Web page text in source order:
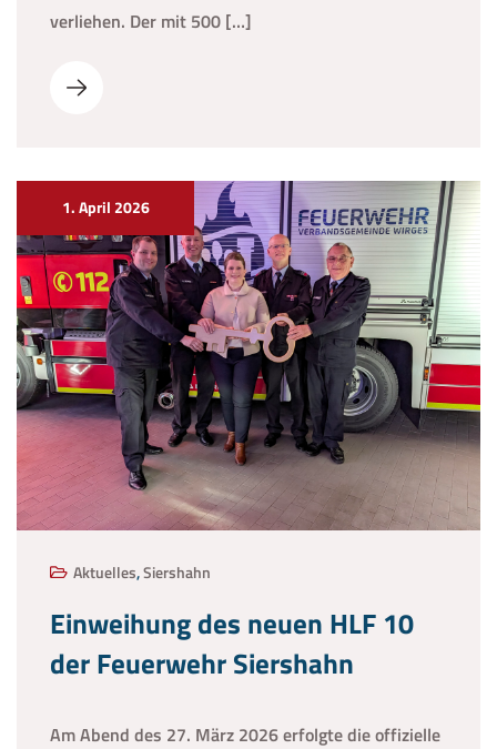
verliehen. Der mit 500 […]
1. April 2026
Aktuelles,Siershahn
Einweihung des neuen HLF 10
der Feuerwehr Siershahn
Am Abend des 27. März 2026 erfolgte die offizielle